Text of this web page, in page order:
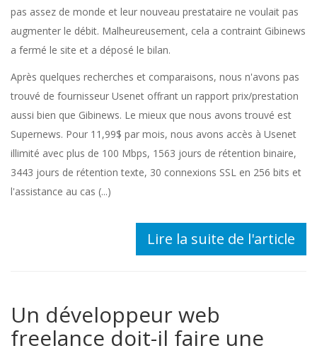
pas assez de monde et leur nouveau prestataire ne voulait pas
augmenter le débit. Malheureusement, cela a contraint Gibinews
a fermé le site et a déposé le bilan.
Après quelques recherches et comparaisons, nous n'avons pas
trouvé de fournisseur Usenet offrant un rapport prix/prestation
aussi bien que Gibinews. Le mieux que nous avons trouvé est
Supernews. Pour 11,99$ par mois, nous avons accès à Usenet
illimité avec plus de 100 Mbps, 1563 jours de rétention binaire,
3443 jours de rétention texte, 30 connexions SSL en 256 bits et
l'assistance au cas (...)
Lire la suite de l'article
Un développeur web
freelance doit-il faire une